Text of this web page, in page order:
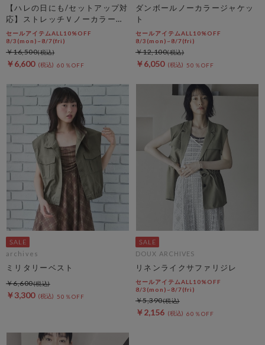
【ハレの日にも/セットアップ対
応】ストレッチＶノーカラージ
ャケット
セールアイテムALL10%OFF
8/3(mon)~8/7(fri)
￥6,600 60％OFF
￥16,500
ダンボールノーカラージャケッ
ト
セールアイテムALL10%OFF
8/3(mon)~8/7(fri)
￥6,050 50％OFF
￥12,100
archives
ミリタリーベスト
￥3,300 50％OFF
￥6,600
DOUX ARCHIVES
リネンライクサファリジレ
セールアイテムALL10%OFF
8/3(mon)~8/7(fri)
￥2,156 60％OFF
￥5,390